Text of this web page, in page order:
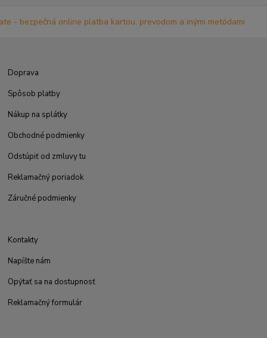
Doprava
Spôsob platby
Nákup na splátky
Obchodné podmienky
Odstúpiť od zmluvy tu
Reklamačný poriadok
Záručné podmienky
Kontakty
Napíšte nám
Opýtať sa na dostupnosť
Reklamačný formulár